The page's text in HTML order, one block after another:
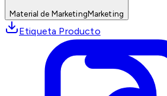
Material de MarketingMarketing
Etiqueta Producto